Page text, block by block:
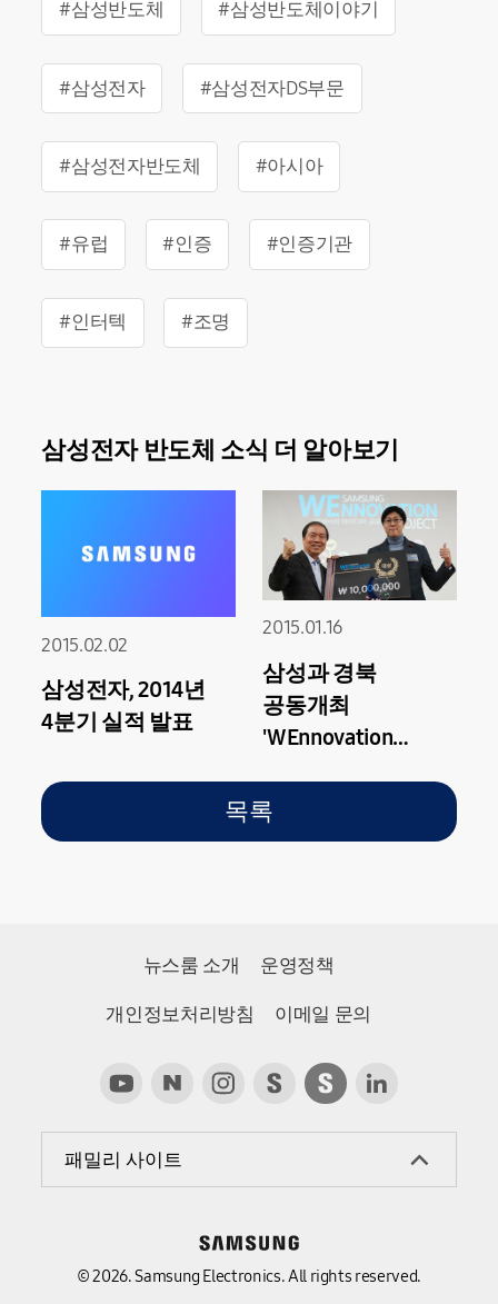
#삼성반도체 #삼성반도체이야기
#삼성전자 #삼성전자DS부문
#삼성전자반도체 #아시아
#유럽 #인증 #인증기관
#인터텍 #조명
삼성전자 반도체 소식 더 알아보기
2015.02.02
삼성전자, 2014년
4분기 실적 발표
2015.01.16
삼성과 경북
공동개최
'WEnnovation
공모전, 우수
아이디어 최종 10팀
목록
뉴스룸 소개 운영정책
개인정보처리방침 이메일 문의
패밀리 사이트
© 2026. Samsung Electronics. All rights reserved.